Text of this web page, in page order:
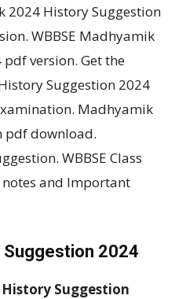
2024 History Suggestion
WBBSE Madhyamik
version. Get the
Suggestion 2024
Madhyamik
pdf download.
WBBSE Class
and Important
2024
Suggestion